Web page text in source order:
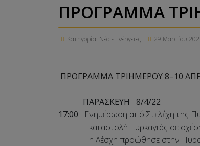
ΠΡΟΓΡΑΜΜΑ
Κατηγορία: Νέα - Ενέργειες 29 Μαρτίου
ΠΡΟΓΡΑΜΜΑ ΤΡΙΗΜΕΡΟΥ 8–10
ΠΑΡΑΣΚΕΥΗ 8/4/22
17:00 Ενημέρωση από Στελέχη της
καταστολή πυρκαγιάς σε σχέση
η Λέσχη προώθησε στην